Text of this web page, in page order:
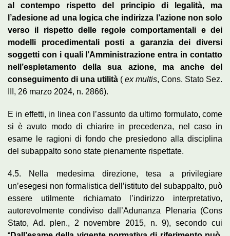
al contempo rispetto del principio di legalità, ma
l’adesione ad una logica che indirizza l’azione non solo
verso il rispetto delle regole comportamentali e dei
modelli procedimentali posti a garanzia dei diversi
soggetti con i quali l’Amministrazione entra in contatto
nell’espletamento della sua azione, ma anche del
conseguimento di una utilità ( ex multis, Cons. Stato Sez.
III, 26 marzo 2024, n. 2866).
E in effetti, in linea con l’assunto da ultimo formulato, come
si è avuto modo di chiarire in precedenza, nel caso in
esame le ragioni di fondo che presiedono alla disciplina
del subappalto sono state pienamente rispettate.
4.5. Nella medesima direzione, tesa a privilegiare
un’esegesi non formalistica dell’istituto del subappalto, può
essere utilmente richiamato l’indirizzo interpretativo,
autorevolmente condiviso dall’Adunanza Plenaria (Cons
Stato, Ad. plen., 2 novembre 2015, n. 9), secondo cui